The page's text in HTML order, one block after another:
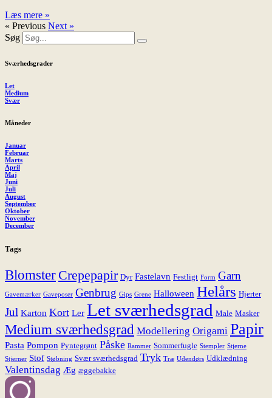
Læs mere »
« Previous Next »
Søg
Sværhedsgrader
Let
Medium
Svær
Måneder
Januar
Februar
Marts
April
Maj
Juni
Juli
August
September
Oktober
November
December
Tags
Blomster Crepepapir Dyr Fastelavn Festligt Form Garn
Gavemærker Gaveposer Genbrug Gips Grene Halloween Helårs Hjerter
Jul Karton Kort Ler Let sværhedsgrad Male Masker
Medium sværhedsgrad Modellering Origami Papir
Pasta Pompon Pyntegrønt Påske Rammer Sommerfugle Stempler Stjerne
Stjerner Stof Støbning Svær sværhedsgrad Tryk Træ Udendørs Udklædning
Valentinsdag Æg æggebakke